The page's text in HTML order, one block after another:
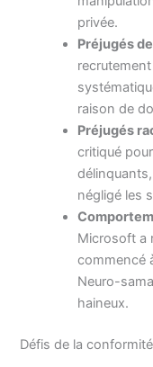
privée.
Préjugés
raison de
Préjugés
critiqué
négligé les
Microsoft a
commencé
Neuro-
haineux.
Défis de la conformité